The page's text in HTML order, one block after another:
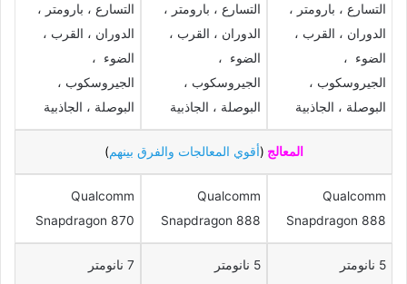
التسارع ، بارومتر ،
الدوران ، القرب ،
الضوء ،
الجيروسكوب ،
البوصلة ، الجاذبية
التسارع ، بارومتر ،
الدوران ، القرب ،
الضوء ،
الجيروسكوب ،
البوصلة ، الجاذبية
التسارع ، بارومتر ،
الدوران ، القرب ،
الضوء ،
الجيروسكوب ،
البوصلة ، الجاذبية
المعالج (أقوي المعالجات والفرق بينهم)
Qualcomm
Snapdragon 888
Qualcomm
Snapdragon 888
Qualcomm
Snapdragon 870
5 نانومتر 5 نانومتر 7 نانومتر